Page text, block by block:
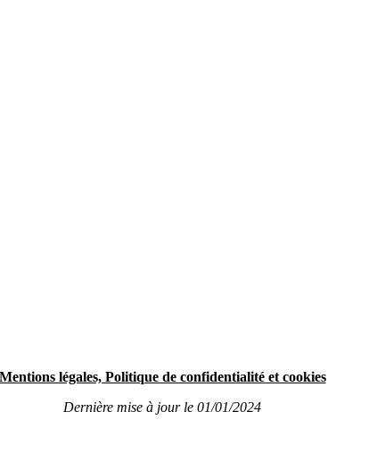
Mentions légales, Politique de confidentialité et cookies
Dernière mise à jour le 01/01/2024